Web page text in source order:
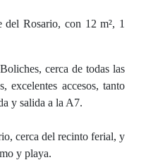
Rosario, con 12 m², 1
cerca de todas las
excelentes accesos, tanto
y salida a la A7.
cerca del recinto ferial, y
y playa.